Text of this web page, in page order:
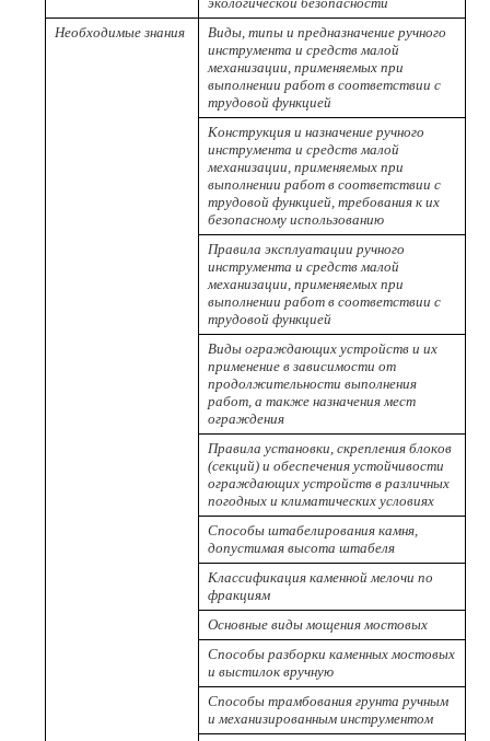
Необходимые знания
Виды, типы и предназначение ручного
инструмента и средств малой
механизации, применяемых при
выполнении работ в соответствии с
трудовой функцией
Конструкция и назначение ручного
инструмента и средств малой
механизации, применяемых при
выполнении работ в соответствии с
трудовой функцией, требования к их
безопасному использованию
Правила эксплуатации ручного
инструмента и средств малой
механизации, применяемых при
выполнении работ в соответствии с
трудовой функцией
Виды ограждающих устройств и их
применение в зависимости от
продолжительности выполнения
работ, а также назначения мест
ограждения
Правила установки, скрепления блоков
(секций) и обеспечения устойчивости
ограждающих устройств в различных
погодных и климатических условиях
Способы штабелирования камня,
допустимая высота штабеля
Классификация каменной мелочи по
фракциям
Основные виды мощения мостовых
Способы разборки каменных мостовых
и выстилок вручную
Способы трамбования грунта ручным
и механизированным инструментом